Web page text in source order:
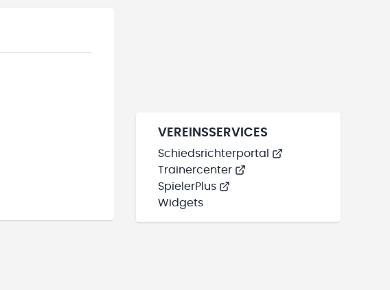
VEREINSSERVICES
Schiedsrichterportal
Trainercenter
SpielerPlus
Widgets